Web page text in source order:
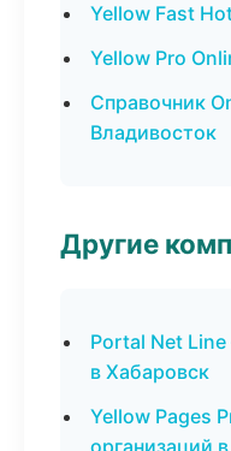
Yellow Fast
Yellow Pro
Справочник
Владивосток
Другие
Portal Net
в Хабаровск
Yellow Pages
организаций